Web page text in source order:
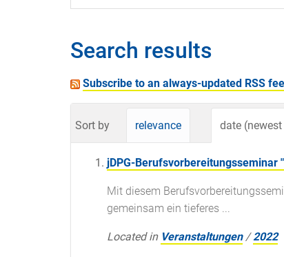
Search results
Subscribe to an always-updated RSS
Sort by relevance date
jDPG-
Mit diesem
gemeinsam ein tieferes ...
Located in Veranstaltungen /2022